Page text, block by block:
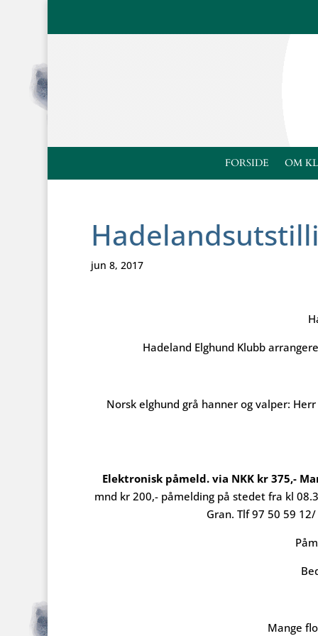
FORSIDE OM
jun 8, 2017
Hadeland Elghund Klubb
Norsk elghund grå hanner og valper:
Elektronisk påmeld. via NKK kr 375,-
mnd kr 200,- påmelding på stedet fra kl
Gran. Tlf 97 50 59
Mange